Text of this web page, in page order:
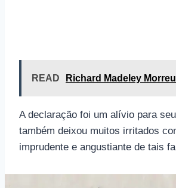
READ Richard Madeley Morreu
A declaração foi um alívio para
também deixou muitos irritados
imprudente e angustiante de tais